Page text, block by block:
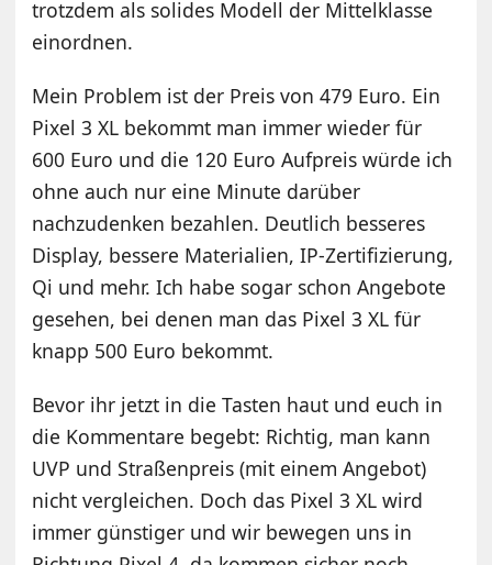
trotzdem als solides Modell der Mittelklasse
einordnen.
Mein Problem ist der Preis von 479 Euro. Ein
Pixel 3 XL bekommt man immer wieder für
600 Euro und die 120 Euro Aufpreis würde ich
ohne auch nur eine Minute darüber
nachzudenken bezahlen. Deutlich besseres
Display, bessere Materialien, IP-Zertifizierung,
Qi und mehr. Ich habe sogar schon Angebote
gesehen, bei denen man das Pixel 3 XL für
knapp 500 Euro bekommt.
Bevor ihr jetzt in die Tasten haut und euch in
die Kommentare begebt: Richtig, man kann
UVP und Straßenpreis (mit einem Angebot)
nicht vergleichen. Doch das Pixel 3 XL wird
immer günstiger und wir bewegen uns in